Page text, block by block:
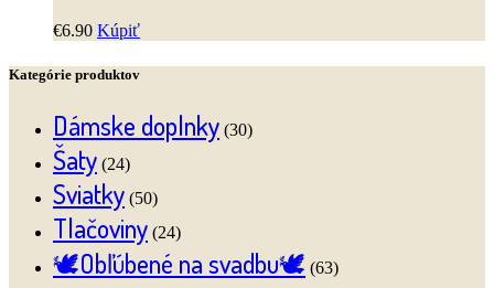
€6.90 Kúpiť
Kategórie produktov
Dámske doplnky (30)
Šaty (24)
Sviatky (50)
Tlačoviny (24)
🕊️Obľúbené na svadbu🕊️ (63)